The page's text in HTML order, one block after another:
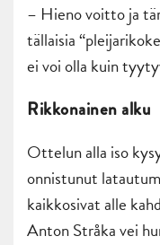
– Hieno voitto ja
tällaisia
ei voi olla kuin
Rikkonainen alku
Ottelun alla iso
onnistunut
kaikkosivat alle
Anton Stråka vei